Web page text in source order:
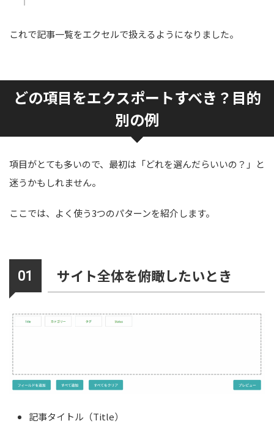
これで記事一覧をエクセルで扱えるようになりました。
どの項目をエクスポートすべき？目的
別の例
項目がとても多いので、最初は「どれを選んだらいいの？」と
迷うかもしれません。
ここでは、よく使う3つのパターンを紹介します。
サイト全体を俯瞰したいとき
記事タイトル（Title）